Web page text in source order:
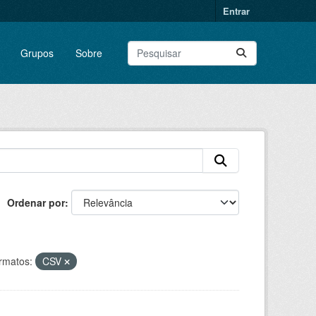
Entrar
Grupos Sobre
Ordenar por
CSV